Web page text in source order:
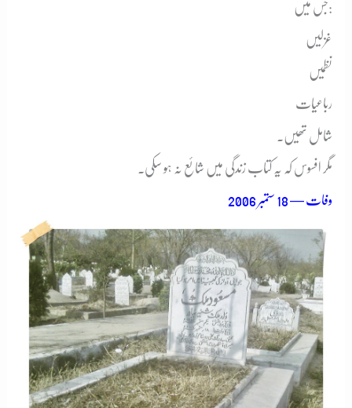
جس میں:
غزلیں
نظمیں
رباعیات
شامل تھیں۔
مگر افسوس کہ یہ کتاب زندگی میں شائع نہ ہو سکی۔
وفات — 18 ستمبر 2006